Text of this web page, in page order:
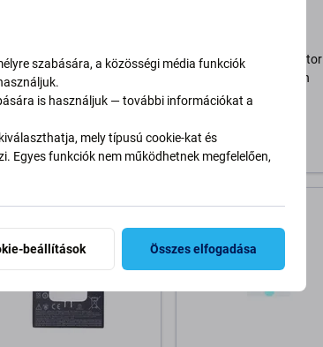
Desire 610 A3 -
B0P9O100
HQ
HTC U11 - Akkumulátor
B2PZC100 3000mAh
szabására, a közösségi média funkciók
is használjuk — további információkat a
mely típusú cookie-kat és
Egyes funkciók nem működhetnek megfelelően,
beállítások Összes elfogadása